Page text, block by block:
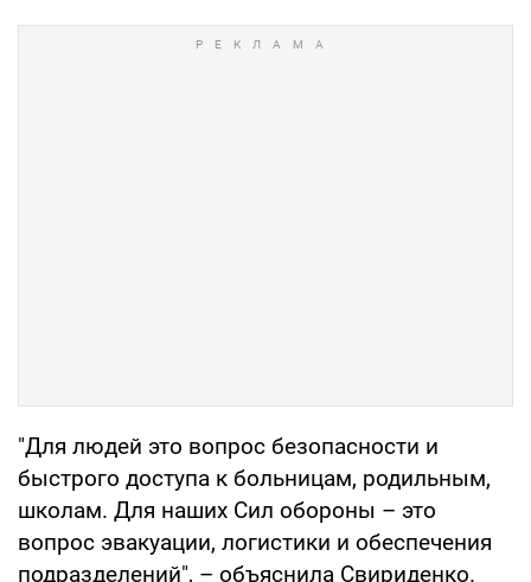
"Для людей это вопрос безопасности и
быстрого доступа к больницам, родильным,
школам. Для наших Сил обороны – это
вопрос эвакуации, логистики и обеспечения
подразделений", – объяснила Свириденко.